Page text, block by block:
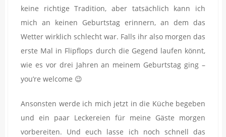
keine richtige Tradition, aber tatsächlich kann ich
mich an keinen Geburtstag erinnern, an dem das
Wetter wirklich schlecht war. Falls ihr also morgen das
erste Mal in Flipflops durch die Gegend laufen könnt,
wie es vor drei Jahren an meinem Geburtstag ging –
you’re welcome 😉
Ansonsten werde ich mich jetzt in die Küche begeben
und ein paar Leckereien für meine Gäste morgen
vorbereiten. Und euch lasse ich noch schnell das